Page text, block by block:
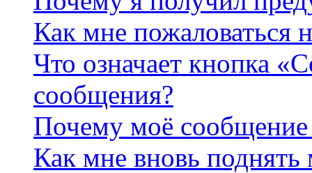
Как мне пожаловаться
Что означает кнопка
сообщения?
Почему моё сообщение
Как мне вновь